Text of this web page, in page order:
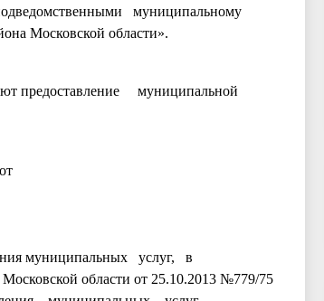
муниципальному
Московской области».
предоставление муниципальной
муниципальных услуг, в
области от 25.10.2013 №779/75